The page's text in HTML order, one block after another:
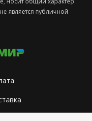
является публичной